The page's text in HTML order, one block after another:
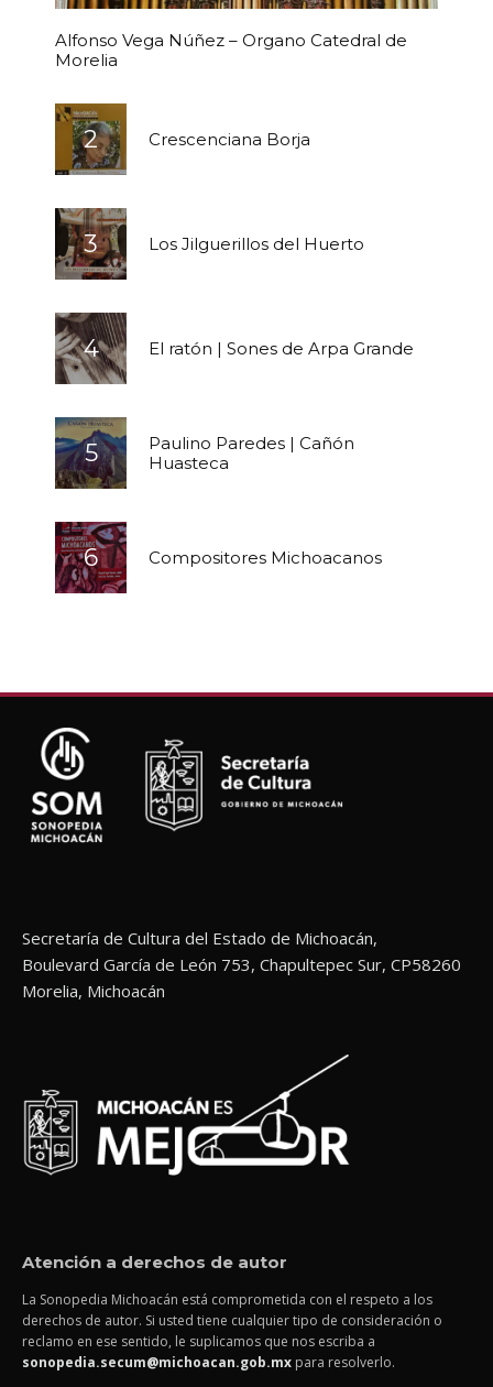
Alfonso Vega Núñez – Organo Catedral de
Morelia
Crescenciana Borja
Los Jilguerillos del Huerto
El ratón | Sones de Arpa Grande
Paulino Paredes | Cañón
Huasteca
Compositores Michoacanos
Secretaría de Cultura del Estado de Michoacán,
Boulevard García de León 753, Chapultepec Sur, CP58260
Morelia, Michoacán
Atención a derechos de autor
La Sonopedia Michoacán está comprometida con el respeto a los
derechos de autor. Si usted tiene cualquier tipo de consideración o
reclamo en ese sentido, le suplicamos que nos escriba a
sonopedia.secum@michoacan.gob.mx para resolverlo.